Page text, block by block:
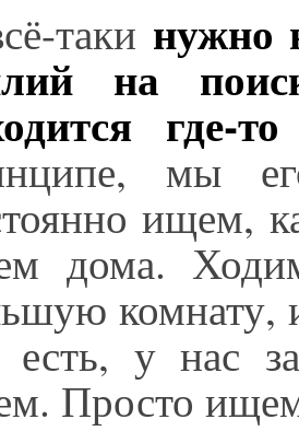
таки нужно
на
где-
мы
ищем,
дома.
комнату,
есть, у нас
Просто